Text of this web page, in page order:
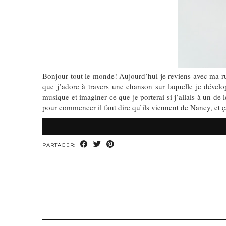
Bonjour tout le monde! Aujourd’hui je reviens avec ma
que j’adore à travers une chanson sur laquelle je
musique et imaginer ce que je porterai si j’allais à un
pour commencer il faut dire qu’ils viennent de Nancy,
PARTAGER: